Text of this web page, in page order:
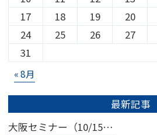
« 8月
17
18 19 20
24
25 26 27
31
最新記事
大阪セミナー（10/15…